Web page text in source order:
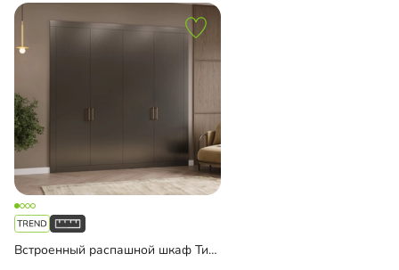
Встроенный распашной шкаф Тино-4-2